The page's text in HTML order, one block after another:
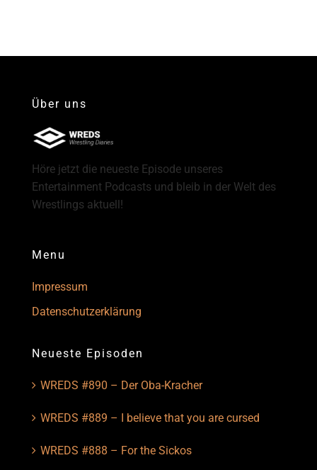
Über uns
Höre jetzt die neueste Episode unseres
Entertainment Podcasts und bleib in der Welt des
Wrestlings aktuell!
Menu
Impressum
Datenschutzerklärung
Neueste Episoden
WREDS #890 – Der Oba-Kracher
WREDS #889 – I believe that you are cursed
WREDS #888 – For the Sickos